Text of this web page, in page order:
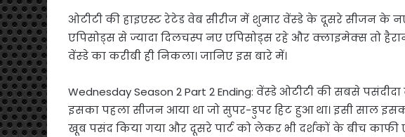
ओटीटी की हाइएस्ट रेटेड वेब सीरीज में शुमार वेंस्डे के दूसरे सीजन के
एपिसोड्स से ज्यादा दिलचस्प नए एपिसोड्स रहे और क्लाइमेक्स तो
वेंस्डे का करीबी ही निकला। जानिए इस बारे में।
Wednesday Season 2 Part 2 Ending: वेंस्डे ओटीटी की सबसे
इसका पहला सीजन आया था जो सुपर-डुपर हिट हुआ था। इसी साल
खूब पसंद किया गया और दूसरे पार्ट को लेकर भी दर्शकों के बीच काफी